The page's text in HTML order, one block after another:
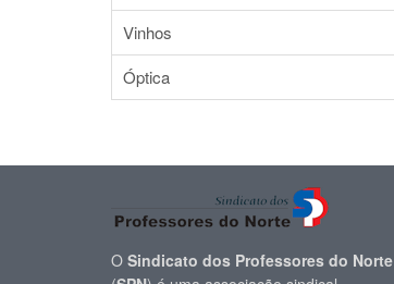
Vinhos
Óptica
O Sindicato dos Professores do Norte